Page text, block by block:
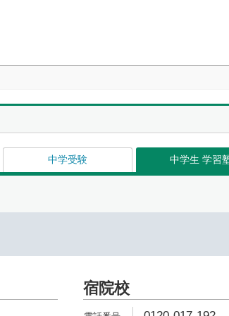
中学受験 中学生 学習
宿院校